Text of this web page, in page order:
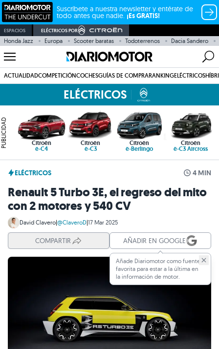
Suscríbete a nuestra newsletter y entérate de
todo antes que nadie. ¡Es GRATIS!
ESPACIOS ELÉCTRICOS POR
Honda Jazz Europa Scooter baratas Todoterrenos Dacia Sandero
ACTUALIDADCOMPETICIÓNCOCHESGUÍAS DE COMPRARANKINGELÉCTRICOS
ELÉCTRICOS
PUBLICIDAD Citroën
ë-C4
Citroën
ë-C3
Citroën
ë-Berlingo
Citroën
ë-C3 Aircross
ELÉCTRICOS 4 MIN
Renault 5 Turbo 3E, el regreso del mito
con 2 motores y 540 CV
David Clavero|@ClaveroD|17 Mar 2025
COMPARTIR AÑADIR EN GOOGLE
Añade Diariomotor como fuente
favorita para estar a la última en
la información de motor.